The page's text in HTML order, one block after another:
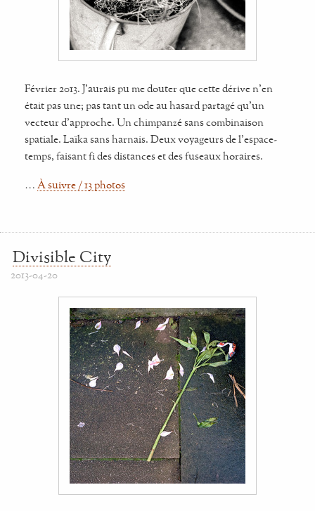
Février 2013. J’aurais pu me douter que cette dérive n’en
était pas une; pas tant un ode au hasard partagé qu’un
vecteur d’approche. Un chimpanzé sans combinaison
spatiale. Laïka sans harnais. Deux voyageurs de l’espace-
temps, faisant fi des distances et des fuseaux horaires.
… À suivre / 13 photos
Divisible City
2013-04-20